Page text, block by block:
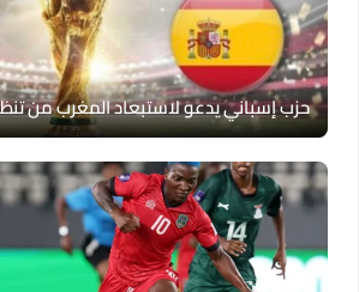
حزب إسباني يدعو لاستبعاد المغرب من تنظيم